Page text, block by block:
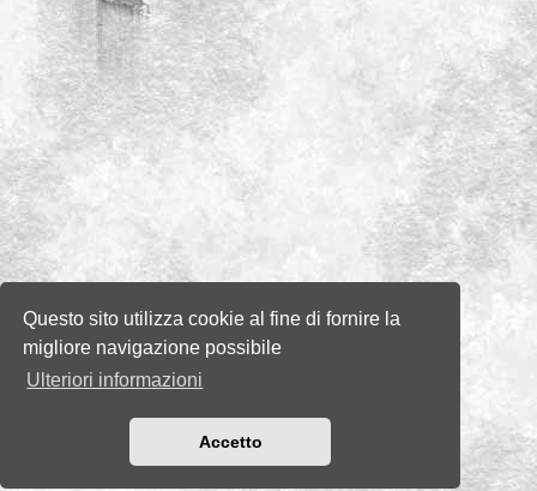
Questo sito utilizza cookie al fine di fornire la
migliore navigazione possibile
Ulteriori informazioni
Accetto